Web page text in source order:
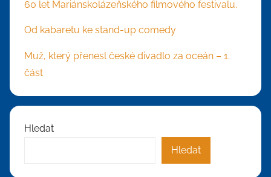
60 let Mariánskolázeňského filmového festivalu.
Od kabaretu ke stand-up comedy
Muž, který přenesl české divadlo za oceán – 1.
část
Hledat
Hledat